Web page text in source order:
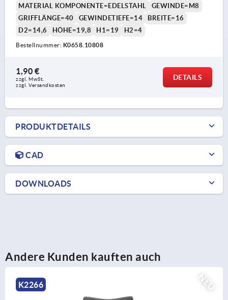
MATERIAL KOMPONENTE=EDELSTAHL
GEWINDE=M8
GRIFFLÄNGE=40
GEWINDETIEFE=14
BREITE=16
D2=14,6
HÖHE=19,8 H1=19 H2=4
Bestellnummer: K0658.10808
1,90 €
zzgl. MwSt.
zzgl. Versandkosten
DETAILS
PRODUKTDETAILS
CAD
DOWNLOADS
Andere Kunden kauften auch